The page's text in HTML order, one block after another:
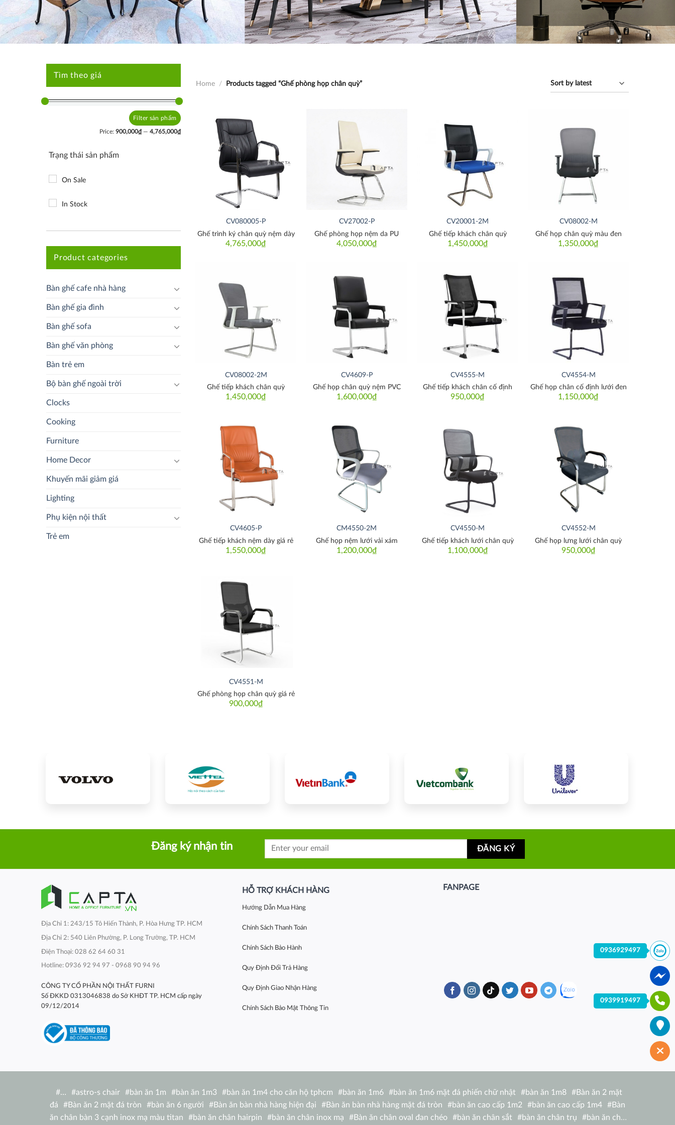
Tìm theo giá
price
price
Filter
Price: 900,000₫— 4,765,000₫
Trạng thái sản phẩm
On Sale
In Stock
Product categories
Bàn ghế cafe nhà hàng
Bàn ghế gia đình
Bàn ghế sofa
Bàn ghế văn phòng
Bàn trẻ em
Bộ bàn ghế ngoài trời
Clocks
Cooking
Furniture
Home Decor
Khuyến mãi giảm giá
Lighting
Phụ kiện nội thất
Trẻ em
Home / Products tagged “Ghế phòng họp chân quỳ”
Thích
CV080005-P
4,765,000₫
Ghế trình ký chân quỳ nệm dày
CV27002-P
4,050,000₫
Ghế phòng họp nệm da PU
CV20001-2M
1,450,000₫
Ghế tiếp khách chân quỳ
CV08002-M
1,350,000₫
Ghế họp chân quỳ màu đen
CV08002-2M
1,450,000₫
Ghế tiếp khách chân quỳ
CV4609-P
1,600,000₫
Ghế họp chân quỳ nệm PVC
CV4555-M
950,000₫
Ghế tiếp khách chân cố định
CV4554-M
1,150,000₫
Ghế họp chân cố định lưới đen
CV4605-P
1,550,000₫
Ghế tiếp khách nệm dày giá rẻ
CM4550-2M
1,200,000₫
Ghế họp nệm lưới vải xám
CV4550-M
1,100,000₫
Ghế tiếp khách lưới chân quỳ
CV4552-M
950,000₫
Ghế họp lưng lưới chân quỳ
CV4551-M
900,000₫
Ghế phòng họp chân quỳ giá rẻ
Đăng ký nhận tin
Địa Chỉ 1: 243/15 Tô Hiến Thành, P. Hòa Hưng TP. HCM
Địa Chỉ 2: 540 Liên Phường, P. Long Trường, TP. HCM
Điện Thoại: 028 62 64 60 31
Hotline: 0936 92 94 97 - 0968 90 94 96
CÔNG TY CỔ PHẦN NỘI THẤT FURNI
Số ĐKKD 0313046838 do Sở KHĐT TP. HCM cấp ngày
09/12/2014
HỖ TRỢ KHÁCH HÀNG
Hướng Dẫn Mua Hàng
Chính Sách Thanh Toán
Chính Sách Bảo Hành
Quy Định Đổi Trả Hàng
Quy Định Giao Nhận Hàng
Chính Sách Bảo Mật Thông Tin
FANPAGE
#… #astro-s chair #bàn ăn 1m #bàn ăn 1m3 #bàn ăn 1m4 cho căn hộ tphcm #bàn ăn 1m6 #bàn ăn 1m6 mặt đá phiến chữ nhật #bàn ăn 1m8 #Bàn ăn 2 mặt
đá
#Bàn ăn 2 mặt đá tròn #bàn ăn 6 người #Bàn ăn bàn nhà hàng hiện đại #Bàn ăn bàn nhà hàng mặt đá tròn #bàn ăn cao cấp 1m2 #bàn ăn cao cấp 1m4 #Bàn
ăn chân bàn 3 cạnh inox mạ màu titan
#bàn ăn chân hairpin #bàn ăn chân inox mạ #Bàn ăn chân oval đan chéo #bàn ăn chân sắt #bàn ăn chân trụ #bàn ăn chữ
0936929497
0939919497